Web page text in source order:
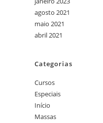
agosto 2021
maio 2021
abril 2021
Categorias
Cursos
Especiais
Início
Massas